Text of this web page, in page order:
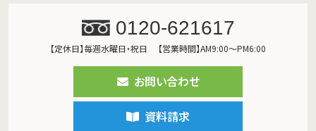
0120-621617
【定休日】毎週水曜日・祝日 【営業時間】AM9:00～PM6:00
お問い合わせ
資料請求